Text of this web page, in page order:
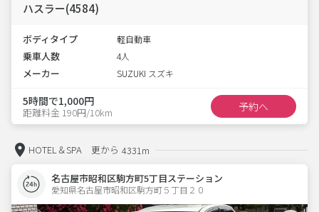
ハスラー(4584)
ボディタイプ 軽自動車
乗車人数 4人
メーカー SUZUKI スズキ
5時間で1,000円
距離料金 190円/10km 予約へ
HOTEL＆SPA 更から 4331m
名古屋市昭和区駒方町5丁目ステーション
愛知県名古屋市昭和区駒方町５丁目２０